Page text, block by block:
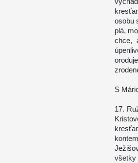
osobu
plá,
chce,
S
17.